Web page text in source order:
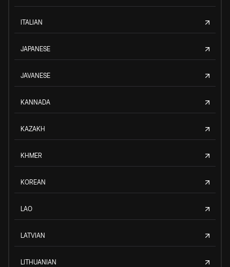
ITALIAN
JAPANESE
JAVANESE
KANNADA
KAZAKH
KHMER
KOREAN
LAO
LATVIAN
LITHUANIAN